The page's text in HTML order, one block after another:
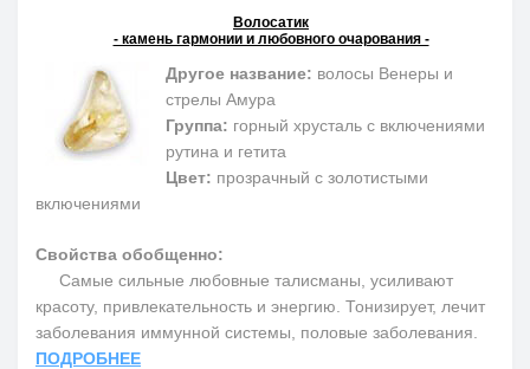
Волосатик
- камень гармонии и любовного очарования -
Другое название: волосы Венеры и
стрелы Амура
Группа: горный хрусталь с включениями
рутина и гетита
Цвет: прозрачный с золотистыми
включениями
Свойства обобщенно:
Самые сильные любовные талисманы, усиливают
красоту, привлекательность и энергию. Тонизирует, лечит
заболевания иммунной системы, половые заболевания.
ПОДРОБНЕЕ